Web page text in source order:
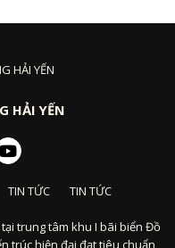
HẢI YẾN
TIN TỨC TIN TỨC
trung tâm khu I bãi biển Đồ
trúc hiện đại đạt tiêu chuẩn